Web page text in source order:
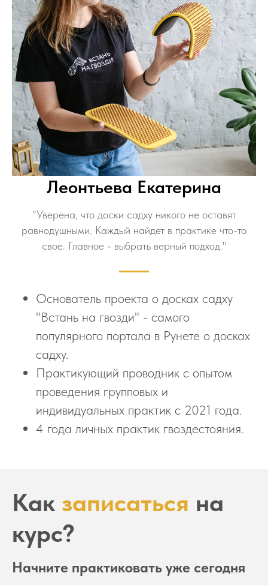
Леонтьева Екатерина
"Уверена, что доски садху никого не оставят
равнодушными. Каждый найдет в практике что-то
свое. Главное - выбрать верный подход."
Основатель проекта о досках садху
"Встань на гвозди" - самого
популярного портала в Рунете о досках
садху.
Практикующий проводник с опытом
проведения групповых и
индивидуальных практик с 2021 года.
4 года личных практик гвоздестояния.
Как записаться на
курс?
Начните практиковать уже сегодня